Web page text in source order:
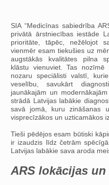
SIA “Medicīnas sabiedrība
privātā ārstniecības iestāde
prioritāte, tāpēc, nežēlojot
vienmēr esam tiekušies uz
augstākās kvalitātes pilna
klāstu vienuviet. Tas
nozaru speciālisti valstī,
veselību, savukārt
jaunākajām un
strādā Latvijas labākie
savā jomā, kuru zināšanas
visprecīzākos un uzticamākos
Tieši pēdējos esam būtiski
ir izaudzis līdz četrām
Latvijas labākie sava aroda
ARS lokācijas